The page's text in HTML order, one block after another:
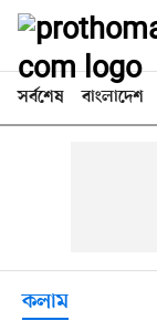
সর্বশেষ বাংলাদেশ
কলাম